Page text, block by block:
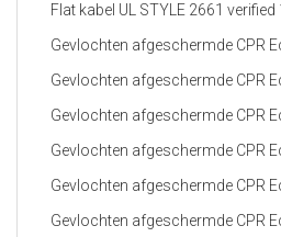
Flat kabel UL STYLE 2661
Gevlochten afgeschermde CPR
Gevlochten afgeschermde CPR
Gevlochten afgeschermde CPR
Gevlochten afgeschermde CPR
Gevlochten afgeschermde CPR
Gevlochten afgeschermde CPR